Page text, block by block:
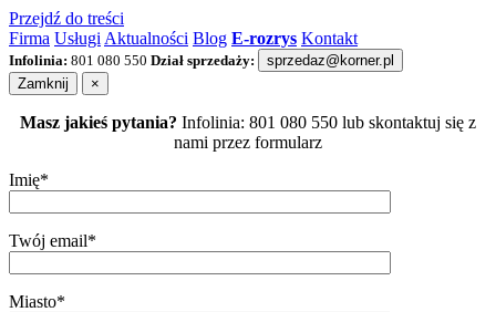
Przejdź do treści
Firma Usługi Aktualności Blog E-rozrys Kontakt
Infolinia: 801 080 550 Dział sprzedaży:
sprzedaz@korner.pl
Zamknij
×
Masz jakieś pytania? Infolinia: 801 080 550 lub skontaktuj się z
nami przez formularz
Imię*
Twój email*
Miasto*